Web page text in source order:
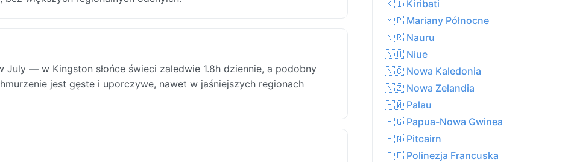
— w Kingston słońce świeci zaledwie 1.8h dziennie, a podobny
jest gęste i uporczywe, nawet w jaśniejszych regionach
🇰🇮 Kiribati
🇲🇵 Mariany Północne
🇳🇷 Nauru
🇳🇺 Niue
🇳🇨 Nowa Kaledonia
🇳🇿 Nowa Zelandia
🇵🇼 Palau
🇵🇬 Papua-Nowa Gwinea
🇵🇳 Pitcairn
🇵🇫 Polinezja Francuska